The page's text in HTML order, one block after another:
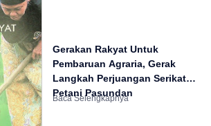
Gerakan Rakyat Untuk
Pembaruan Agraria, Gerak
Langkah Perjuangan Serikat
Petani Pasundan